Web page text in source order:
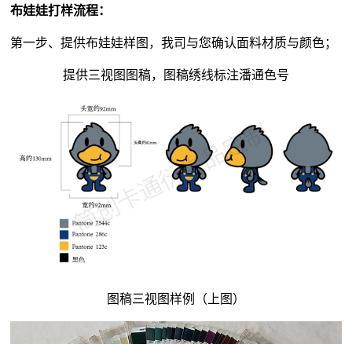
布娃娃打样流程：
第一步、提供布娃娃样图，我司与您确认面料材质与颜色；
提供三视图图稿，图稿绣线标注潘通色号
图稿三视图样例（上图）